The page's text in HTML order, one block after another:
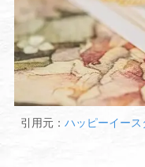
引用元： ハッピーイー